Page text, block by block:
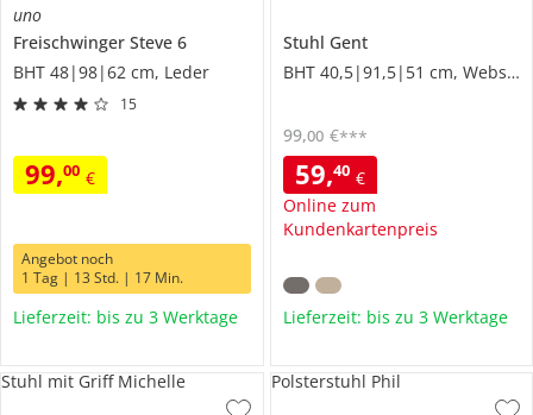
uno
Freischwinger Steve 6
BHT 48|98|62 cm, Leder
15
99,00 €
Angebot noch
1 Tag | 13 Std. | 17 Min.
Lieferzeit: bis zu 3 Werktage
Stuhl Gent
BHT 40,5|91,5|51 cm, Webstoff fein
59,40 €
Online zum
Kundenkartenpreis
99,00 €***
Lieferzeit: bis zu 3 Werktage
Stuhl mit Griff Michelle Polsterstuhl Phil